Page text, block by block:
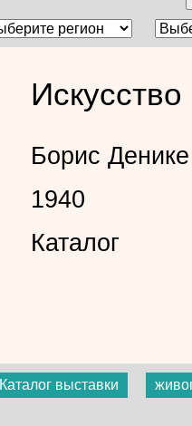
Борис
1940
Каталог
Каталог выставки